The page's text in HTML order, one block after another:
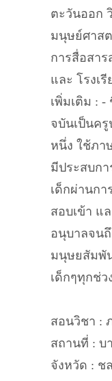
ตะวันออก
มนุษย์ศาส
การสื่อสา
และ โรงเ
เพิ่มเติม : -
จบันเป็นค
หนึ่ง ใช้ภา
มีประสบก
เด็กผ่านก
สอบเข้า แ
อนุบาลจน
มนุษยสัมพั
เด็กๆทุกช่ว
สอนวิชา :
สถานที่ : บ
จังหวัด : ช